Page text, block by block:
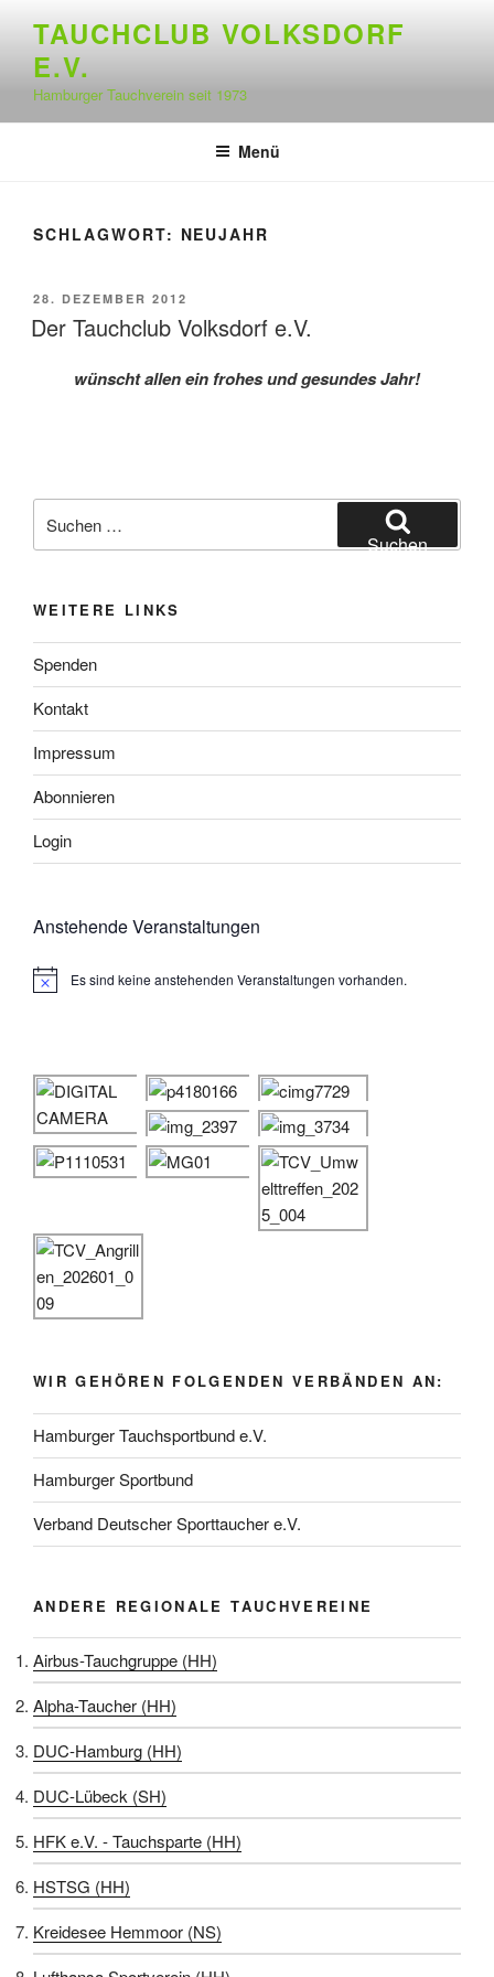
springen
TAUCHCLUB VOLKSDORF
E.V.
Hamburger Tauchverein seit 1973
Menü
SCHLAGWORT: NEUJAHR
VERÖFFENTLICHT
AM
28. DEZEMBER 2012
Der Tauchclub Volksdorf e.V.
wünscht allen ein frohes und gesundes Jahr!
nach:
Suchen
WEITERE LINKS
Spenden
Kontakt
Impressum
Abonnieren
Login
Anstehende Veranstaltungen
H
i
s
Es sind keine anstehenden Veranstaltungen vorhanden.
WIR GEHÖREN FOLGENDEN VERBÄNDEN AN:
Hamburger Tauchsportbund e.V.
Hamburger Sportbund
Verband Deutscher Sporttaucher e.V.
ANDERE REGIONALE TAUCHVEREINE
Airbus-Tauchgruppe (HH)
Alpha-Taucher (HH)
DUC-Hamburg (HH)
DUC-Lübeck (SH)
HFK e.V. - Tauchsparte (HH)
HSTSG (HH)
Kreidesee Hemmoor (NS)